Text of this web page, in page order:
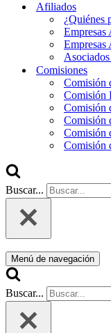
Afiliados
¿Quiénes
Empresas
Empresas
Comisiones
Comisión
Comisión
Comisión
Comisión
Comisión
Comisión
Buscar...
Menú de navegación
Buscar...